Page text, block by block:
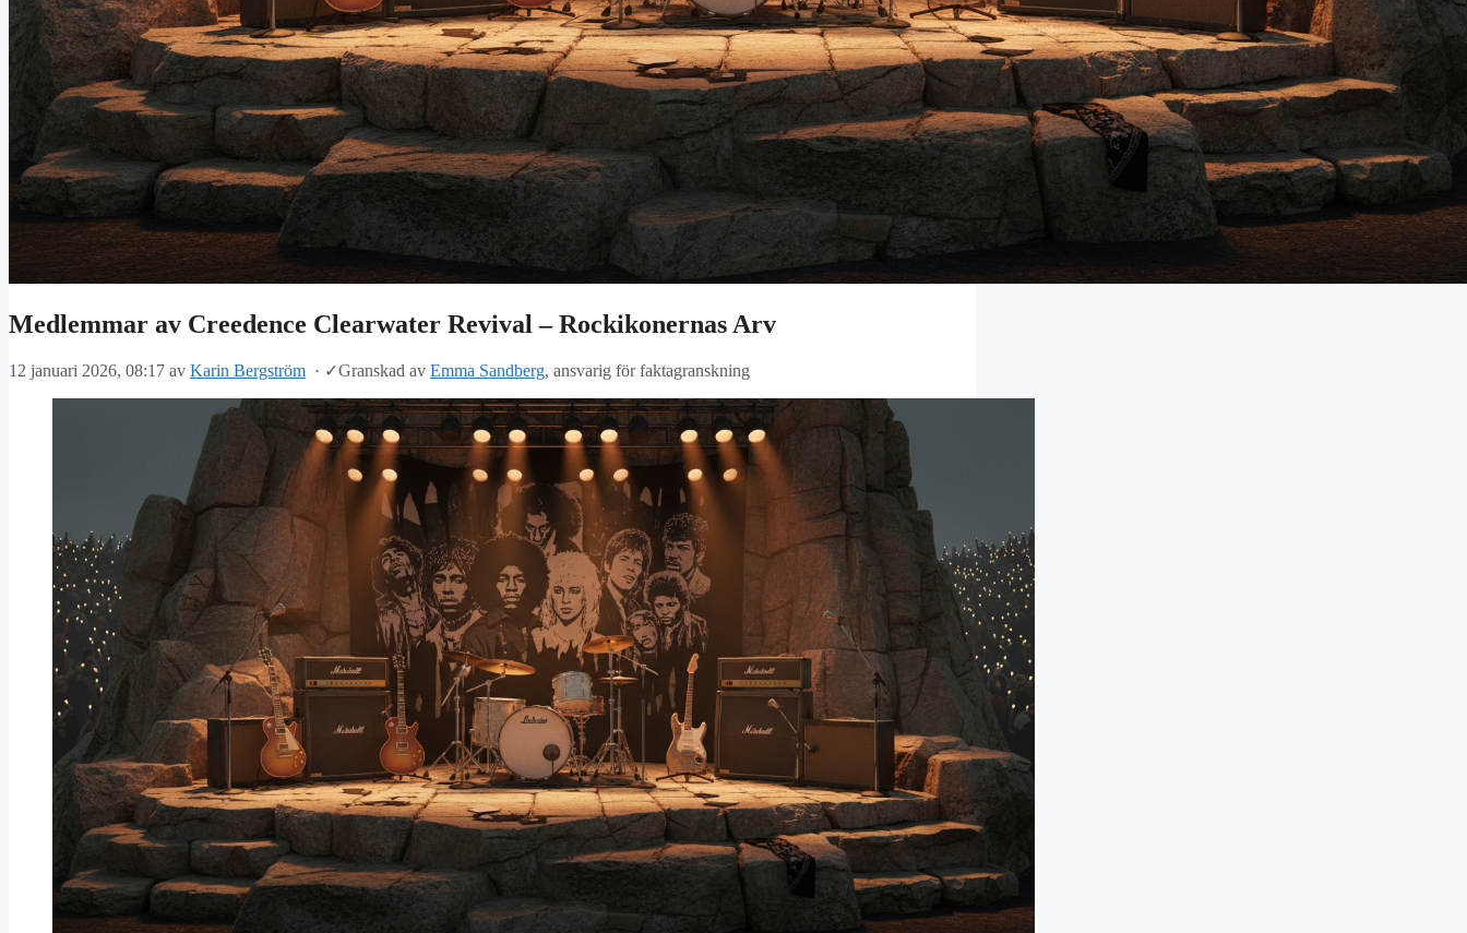
Medlemmar av Creedence Clearwater Revival – Rockikonernas Arv
12 januari 2026, 08:17 av Karin Bergström · ✓Granskad av Emma Sandberg, ansvarig för faktagranskning